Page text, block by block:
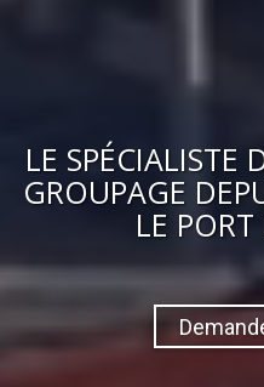
LE SPÉCIALISTE
GROUPAGE
LE